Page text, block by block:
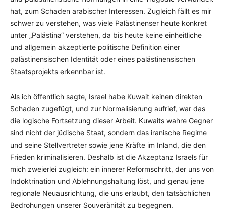
hat, zum Schaden arabischer Interessen. Zugleich fällt es mir
schwer zu verstehen, was viele Palästinenser heute konkret
unter „Palästina“ verstehen, da bis heute keine einheitliche
und allgemein akzeptierte politische Definition einer
palästinensischen Identität oder eines palästinensischen
Staatsprojekts erkennbar ist.
Als ich öffentlich sagte, Israel habe Kuwait keinen direkten
Schaden zugefügt, und zur Normalisierung aufrief, war das
die logische Fortsetzung dieser Arbeit. Kuwaits wahre Gegner
sind nicht der jüdische Staat, sondern das iranische Regime
und seine Stellvertreter sowie jene Kräfte im Inland, die den
Frieden kriminalisieren. Deshalb ist die Akzeptanz Israels für
mich zweierlei zugleich: ein innerer Reformschritt, der uns von
Indoktrination und Ablehnungshaltung löst, und genau jene
regionale Neuausrichtung, die uns erlaubt, den tatsächlichen
Bedrohungen unserer Souveränität zu begegnen.